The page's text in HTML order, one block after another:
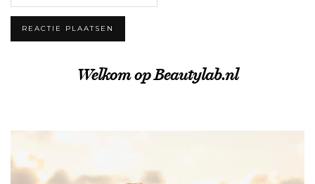
Welkom op Beautylab.nl